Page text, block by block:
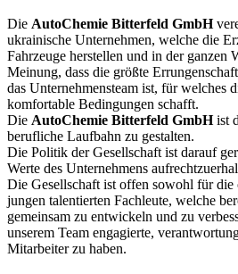
Die AutoChemie Bitterfeld GmbH
ukrainische Unternehmen, welche die
Fahrzeuge herstellen und in der ganzen
Meinung, dass die größte
das Unternehmensteam ist, für welches
komfortable Bedingungen schafft.
Die AutoChemie Bitterfeld GmbHist
berufliche Laufbahn zu gestalten.
Die Politik der Gesellschaft ist darauf
Werte des Unternehmens
Die Gesellschaft ist offen sowohl für die
jungen talentierten Fachleute, welche
gemeinsam zu entwickeln und zu
unserem Team engagierte,
Mitarbeiter zu haben.